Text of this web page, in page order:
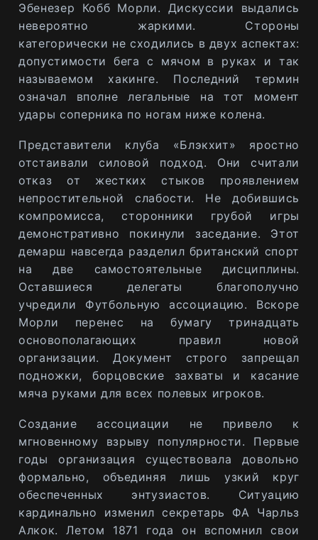
Эбенезер Кобб Морли. Дискуссии выдались
невероятно жаркими. Стороны
категорически не сходились в двух аспектах:
допустимости бега с мячом в руках и так
называемом хакинге. Последний термин
означал вполне легальные на тот момент
удары соперника по ногам ниже колена.
Представители клуба «Блэкхит» яростно
отстаивали силовой подход. Они считали
отказ от жестких стыков проявлением
непростительной слабости. Не добившись
компромисса, сторонники грубой игры
демонстративно покинули заседание. Этот
демарш навсегда разделил британский спорт
на две самостоятельные дисциплины.
Оставшиеся делегаты благополучно
учредили Футбольную ассоциацию. Вскоре
Морли перенес на бумагу тринадцать
основополагающих правил новой
организации. Документ строго запрещал
подножки, борцовские захваты и касание
мяча руками для всех полевых игроков.
Создание ассоциации не привело к
мгновенному взрыву популярности. Первые
годы организация существовала довольно
формально, объединяя лишь узкий круг
обеспеченных энтузиастов. Ситуацию
кардинально изменил секретарь ФА Чарльз
Алкок. Летом 1871 года он вспомнил свои